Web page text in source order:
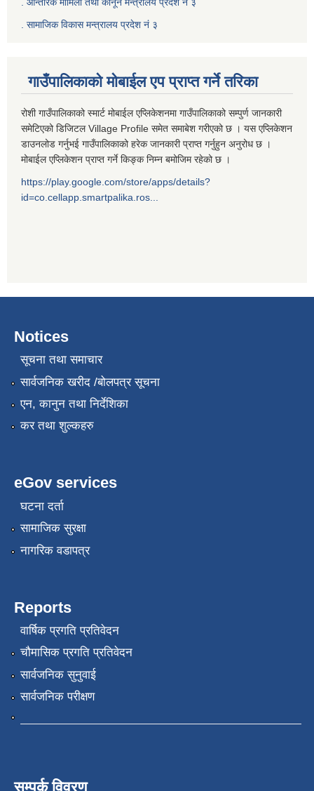
सामाजिक विकास मन्त्रालय प्रदेश नं ३
गाउँपालिकाको मोबाईल एप प्राप्त गर्ने तरिका
रोशी गाउँपालिकाको स्मार्ट मोबाईल एप्लिकेशनमा गाउँपालिकाको सम्पुर्ण जानकारी
समेटिएको डिजिटल Village Profile समेत समाबेश गरीएको छ । यस एप्लिकेशन
डाउनलोड गर्नुभई गाउँपालिकाको हरेक जानकारी प्राप्त गर्नुहुन अनुरोध छ ।
मोबाईल एप्लिकेशन प्राप्त गर्ने किङ्क निम्न बमोजिम रहेको छ ।
https://play.google.com/store/apps/details?
id=co.cellapp.smartpalika.ros...
Notices
सूचना तथा समाचार
सार्वजनिक खरीद /बोलपत्र सूचना
एन, कानुन तथा निर्देशिका
कर तथा शुल्कहरु
eGov services
घटना दर्ता
सामाजिक सुरक्षा
नागरिक वडापत्र
Reports
वार्षिक प्रगति प्रतिवेदन
चौमासिक प्रगति प्रतिवेदन
सार्वजनिक सुनुवाई
सार्वजनिक परीक्षण
सम्पर्क विवरण